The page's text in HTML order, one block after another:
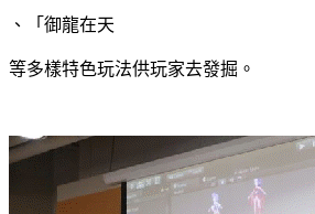
、「御龍在天
等多樣特色玩法供玩家去發掘。